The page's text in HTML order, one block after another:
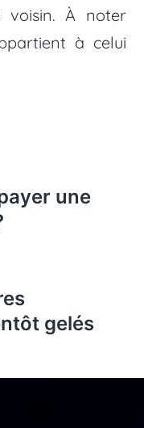
À noter
à celui
une
gelés